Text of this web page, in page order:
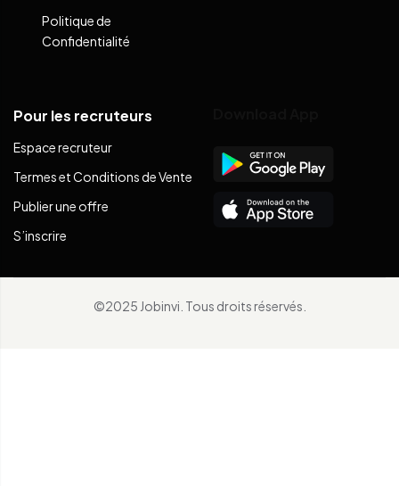
Politique de
Confidentialité
Pour les recruteurs
Espace recruteur
Termes et Conditions de Vente
Publier une offre
S’inscrire
©2025 Jobinvi. Tous droits réservés.